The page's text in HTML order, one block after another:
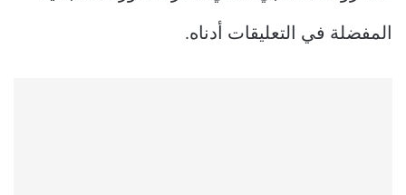
المفضلة في التعليقات أدناه.